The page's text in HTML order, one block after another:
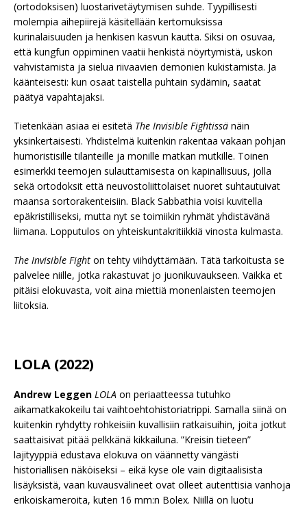
(ortodoksisen) luostarivetäytymisen suhde. Tyypillisesti
molempia aihepiirejä käsitellään kertomuksissa
kurinalaisuuden ja henkisen kasvun kautta. Siksi on osuvaa,
että kungfun oppiminen vaatii henkistä nöyrtymistä, uskon
vahvistamista ja sielua riivaavien demonien kukistamista. Ja
käänteisesti: kun osaat taistella puhtain sydämin, saatat
päätyä vapahtajaksi.
Tietenkään asiaa ei esitetä The Invisible Fightissä näin
yksinkertaisesti. Yhdistelmä kuitenkin rakentaa vakaan pohjan
humoristisille tilanteille ja monille matkan mutkille. Toinen
esimerkki teemojen sulauttamisesta on kapinallisuus, jolla
sekä ortodoksit että neuvostoliittolaiset nuoret suhtautuivat
maansa sortorakenteisiin. Black Sabbathia voisi kuvitella
epäkristilliseksi, mutta nyt se toimiikin ryhmät yhdistävänä
liimana. Lopputulos on yhteiskuntakritiikkiä vinosta kulmasta.
The Invisible Fight on tehty viihdyttämään. Tätä tarkoitusta se
palvelee niille, jotka rakastuvat jo juonikuvaukseen. Vaikka et
pitäisi elokuvasta, voit aina miettiä monenlaisten teemojen
liitoksia.
LOLA (2022)
Andrew Leggen LOLA on periaatteessa tutuhko
aikamatkakokeilu tai vaihtoehtohistoriatrippi. Samalla siinä on
kuitenkin ryhdytty rohkeisiin kuvallisiin ratkaisuihin, joita jotkut
saattaisivat pitää pelkkänä kikkailuna. ”Kreisin tieteen”
lajityyppiä edustava elokuva on väännetty vängästi
historiallisen näköiseksi – eikä kyse ole vain digitaalisista
lisäyksistä, vaan kuvausvälineet ovat olleet autenttisia vanhoja
erikoiskameroita, kuten 16 mm:n Bolex. Niillä on luotu